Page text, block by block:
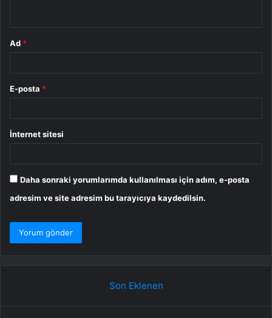
Ad *
E-posta *
İnternet sitesi
Daha sonraki yorumlarımda kullanılması için adım, e-posta
adresim ve site adresim bu tarayıcıya kaydedilsin.
Son Eklenen